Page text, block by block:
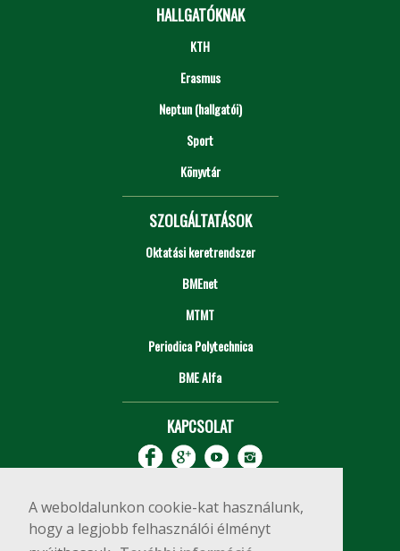
A weboldalunkon cookie-kat használunk,
hogy a legjobb felhasználói élményt
HALLGATÓKNAK
KTH
Erasmus
Neptun (hallgatói)
Sport
Könyvtár
SZOLGÁLTATÁSOK
Oktatási keretrendszer
BMEnet
MTMT
Periodica Polytechnica
BME Alfa
KAPCSOLAT